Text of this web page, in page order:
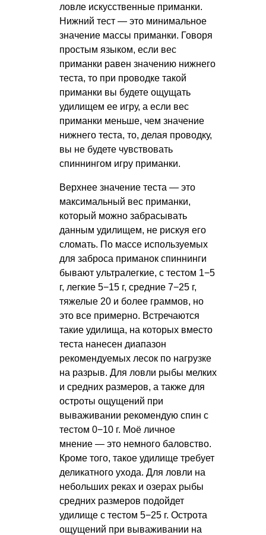
ловле искусственные приманки.
Нижний тест — это минимальное
значение массы приманки. Говоря
простым языком, если вес
приманки равен значению нижнего
теста, то при проводке такой
приманки вы будете ощущать
удилищем ее игру, а если вес
приманки меньше, чем значение
нижнего теста, то, делая проводку,
вы не будете чувствовать
спиннингом игру приманки.
Верхнее значение теста — это
максимальный вес приманки,
который можно забрасывать
данным удилищем, не рискуя его
сломать. По массе используемых
для заброса приманок спиннинги
бывают ультралегкие, с тестом 1−5
г, легкие 5−15 г, средние 7−25 г,
тяжелые 20 и более граммов, но
это все примерно. Встречаются
такие удилища, на которых вместо
теста нанесен диапазон
рекомендуемых лесок по нагрузке
на разрыв. Для ловли рыбы мелких
и средних размеров, а также для
остроты ощущений при
вываживании рекомендую спин с
тестом 0−10 г. Моё личное
мнение — это немного баловство.
Кроме того, такое удилище требует
деликатного ухода. Для ловли на
небольших реках и озерах рыбы
средних размеров подойдет
удилище с тестом 5−25 г. Острота
ощущений при вываживании на